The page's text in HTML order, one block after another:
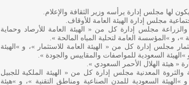
لها مجلس إدارة يرأسه وزير الثقافة والإعلام.
مجلس إدارة الهيئة العامة للأوقاف.
مجلس إدارة كل من « الهيئة العامة للأرصاد وحماية
»، و »المؤسسة العامة لتحلية المياه المالحة ».
مجلس إدارة كل من « الهيئة العامة للاستثمار »، و »الهيئة
السعودية للمواصفات والمقاييس والجودة ».
هيئة الهلال الأحمر السعودي ».
المعدنية مجلس إدارة كل من « الهيئة الملكية للجبيل
»الهيئة السعودية للمدن الصناعية ومناطق التقنية »، و »هيئة